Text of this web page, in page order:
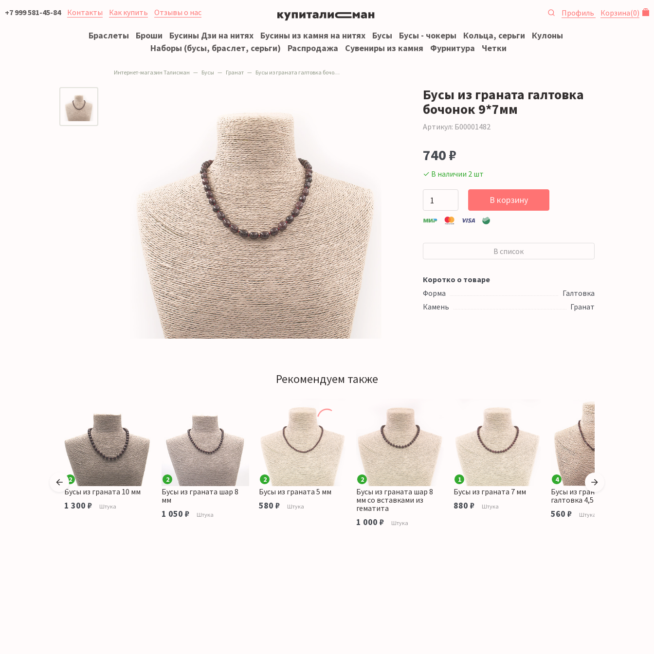
+7 999 581-45-84 Контакты Как купить Отзывы о нас Профиль Корзина(0)
Браслеты Броши Бусины Дзи на нитях Бусины из камня на нитях Бусы Бусы - чокеры Кольца, серьги
Кулоны
Наборы (бусы, браслет, серьги)
Распродажа Сувениры из камня Фурнитура Четки
Интернет-магазин Талисман Бусы Гранат Бусы из граната галтовка бочонок 9*7мм
Бусы из граната галтовка
бочонок 9*7мм
Артикул: Б00001482
740 ₽
✓ В наличии 2 шт
В корзину
В список
Коротко о товаре
Форма
Галтовка
Камень
Гранат
Рекомендуем также
2
Бусы из граната 10 мм
1 300 ₽ Штука
2
Бусы из граната шар 8
мм
1 050 ₽ Штука
2
Бусы из граната 5 мм
580 ₽ Штука
2
Бусы из граната шар 8
мм со вставками из
гематита
1 000 ₽ Штука
1
Бусы из граната 7 мм
880 ₽ Штука
4
Бусы из граната
галтовка 4,5 мм
560 ₽ Штука